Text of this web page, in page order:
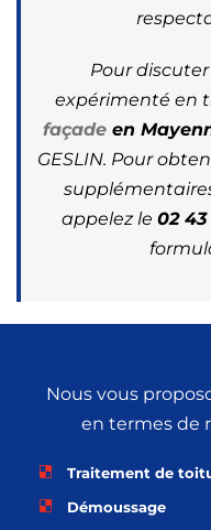
Pour
expérimenté en
façade en
GESLIN. Pour
appelez le 02 43
Nous vous
en termes de
Traitement de
Démoussage